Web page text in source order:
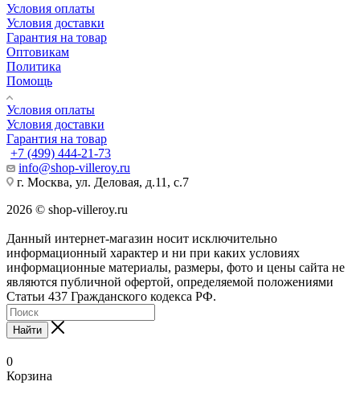
Условия оплаты
Условия доставки
Гарантия на товар
Оптовикам
Политика
Помощь
Условия оплаты
Условия доставки
Гарантия на товар
+7 (499) 444-21-73
info@shop-villeroy.ru
г. Москва, ул. Деловая, д.11, с.7
2026 © shop-villeroy.ru
Данный интернет-магазин носит исключительно
информационный характер и ни при каких условиях
информационные материалы, размеры, фото и цены сайта не
являются публичной офертой, определяемой положениями
Статьи 437 Гражданского кодекса РФ.
Найти
0
Корзина